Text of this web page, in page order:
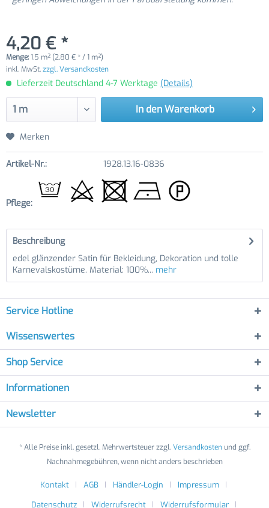
4,20 € *
Menge:1.5 m² (2,80 € * / 1 m²)
inkl. MwSt.zzgl. Versandkosten
Lieferzeit Deutschland 4-7 Werktage (Details)
In den Warenkorb
Merken
Artikel-Nr.: 1928.13.16-0836
Pflege:
Beschreibung
edel glänzender Satin für Bekleidung, Dekoration und tolle
Karnevalskostüme. Material: 100%... mehr
Service Hotline
Wissenswertes
Shop Service
Informationen
Newsletter
* Alle Preise inkl. gesetzl. Mehrwertsteuer zzgl.Versandkostenund ggf.
Nachnahmegebühren, wenn nicht anders beschrieben
Kontakt AGB Händler-Login
Impressum
Datenschutz
Widerrufsrecht Widerrufsformular